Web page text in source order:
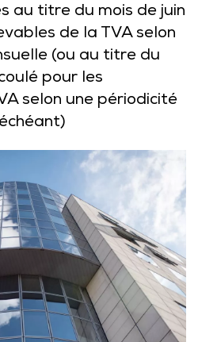
au titre du mois de juin
de la TVA selon
(ou au titre du
pour les
selon une périodicité